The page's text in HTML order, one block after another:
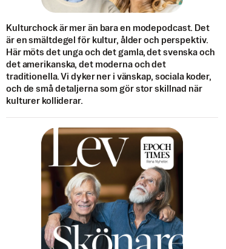
Kulturchock är mer än bara en modepodcast. Det
är en smältdegel för kultur, ålder och perspektiv.
Här möts det unga och det gamla, det svenska och
det amerikanska, det moderna och det
traditionella. Vi dyker ner i vänskap, sociala koder,
och de små detaljerna som gör stor skillnad när
kulturer kolliderar.